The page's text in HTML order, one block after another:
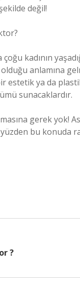
değil!
kadının
anlamına
estetik ya da
sunacaklardır.
gerek yok!
bu konuda
?